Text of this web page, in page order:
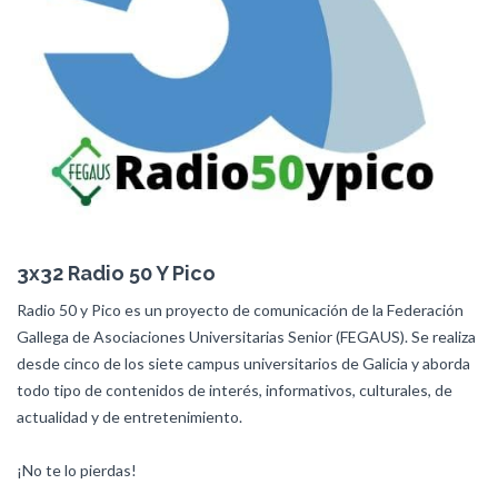
3x32 Radio 50 Y Pico
Radio 50 y Pico es un proyecto de comunicación de la Federación
Gallega de Asociaciones Universitarias Senior (FEGAUS). Se realiza
desde cinco de los siete campus universitarios de Galicia y aborda
todo tipo de contenidos de interés, informativos, culturales, de
actualidad y de entretenimiento.
¡No te lo pierdas!